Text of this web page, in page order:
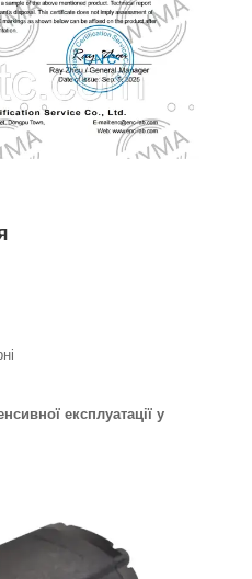
експлуатації у